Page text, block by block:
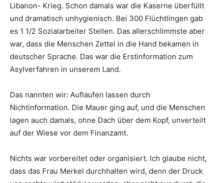
Libanon- Krieg. Schon damals war die Kaserne überfüllt
und dramatisch unhygienisch. Bei 300 Flüchtlingen gab
es 1 1/2 Sozialarbeiter Stellen. Das allerschlimmste aber
war, dass die Menschen Zettel in die Hand bekamen in
deutscher Sprache. Das war die Erstinformation zum
Asylverfahren in unserem Land.
Das nannten wir: Auflaufen lassen durch
Nichtinformation. Die Mauer ging auf, und die Menschen
lagen auch damals, ohne Dach über dem Kopf, unverteilt
auf der Wiese vor dem Finanzamt.
Nichts war vorbereitet oder organisiert. Ich glaube nicht,
dass das Frau Merkel durchhalten wird, denn der Druck